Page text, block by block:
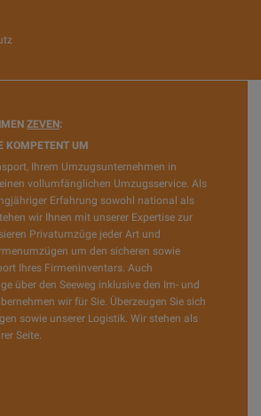
ZEVEN:
KOMPETENT UM
Ihrem Umzugsunternehmen in
vollumfänglichen Umzugsservice. Als
Erfahrung sowohl national als
wir Ihnen mit unserer Expertise zur
Privatumzüge jeder Art und
um den sicheren sowie
Ihres Firmeninventars. Auch
über den Seeweg inklusive den Im- und
wir für Sie. Überzeugen Sie sich
sowie unserer Logistik. Wir stehen als
Seite.